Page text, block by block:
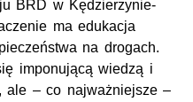
BRD w Kędzierzynie-
ma edukacja
na drogach.
imponującą wiedzą i
ale – co najważniejsze –